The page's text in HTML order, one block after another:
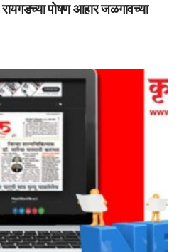
पोषण आहार जळगावच्या